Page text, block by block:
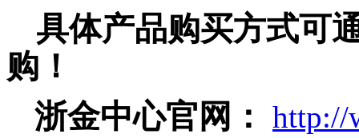
具体产品购买方式可
购！
浙金中心官网：
http://